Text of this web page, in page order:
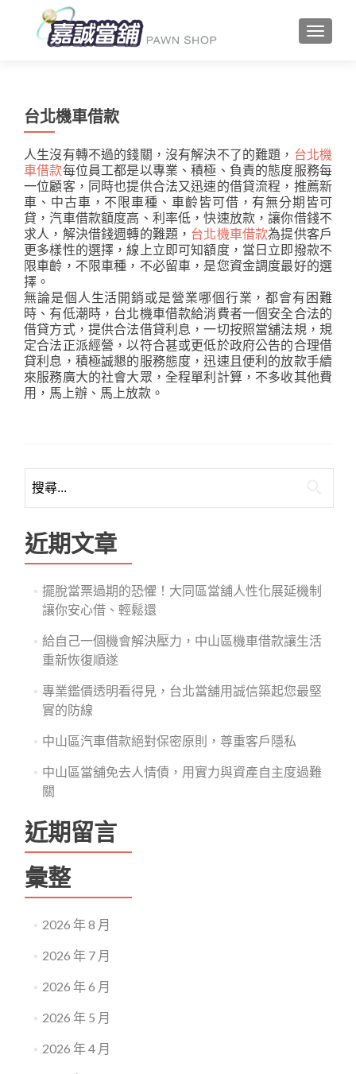
台北機車借款
人生沒有轉不過的錢關，沒有解決不了的難題， 台北機
車借款每位員工都是以專業、積極、負責的態度服務每
一位顧客，同時也提供合法又迅速的借貸流程，推薦新
車、中古車，不限車種、車齡皆可借，有無分期皆可
貸，汽車借款額度高、利率低，快速放款，讓你借錢不
求人，解決借錢週轉的難題， 台北機車借款為提供客戶
更多樣性的選擇，線上立即可知額度，當日立即撥款不
限車齡，不限車種，不必留車，是您資金調度最好的選
擇。
無論是個人生活開銷或是營業哪個行業，都會有困難
時、有低潮時，台北機車借款給消費者一個安全合法的
借貸方式，提供合法借貸利息，一切按照當舖法規，規
定合法正派經營，以符合甚或更低於政府公告的合理借
貸利息，積極誠懇的服務態度，迅速且便利的放款手續
來服務廣大的社會大眾，全程單利計算，不多收其他費
用，馬上辦、馬上放款。
尋
鍵
字:
近期文章
擺脫當票過期的恐懼！大同區當舖人性化展延機制
讓你安心借、輕鬆還
給自己一個機會解決壓力，中山區機車借款讓生活
重新恢復順遂
專業鑑價透明看得見，台北當舖用誠信築起您最堅
實的防線
中山區汽車借款絕對保密原則，尊重客戶隱私
中山區當舖免去人情債，用實力與資產自主度過難
關
近期留言
彙整
2026 年 8 月
2026 年 7 月
2026 年 6 月
2026 年 5 月
2026 年 4 月